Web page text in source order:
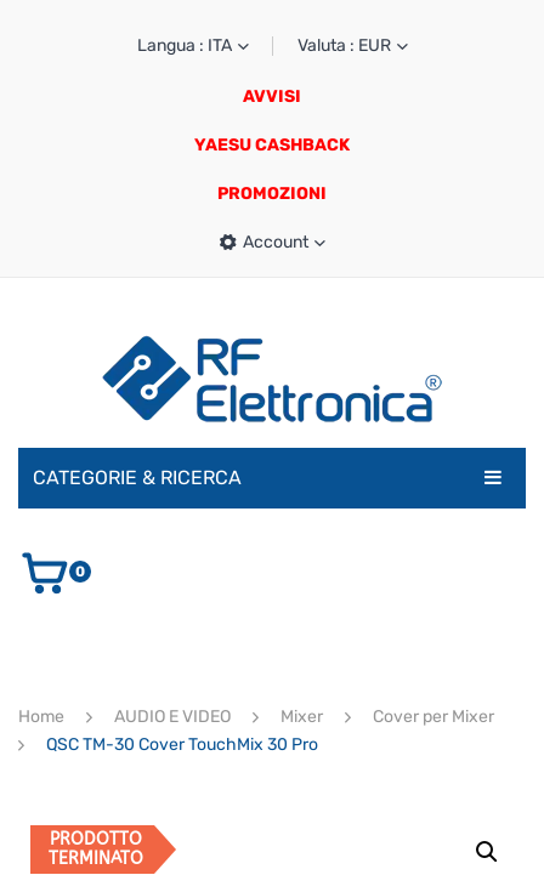
Langua : ITA Valuta : EUR
AVVISI
YAESU CASHBACK
PROMOZIONI
Account
CATEGORIE & RICERCA
AUDIO E VIDEO
ULTIMI ARRIVI
0
Home AUDIO E VIDEO Mixer
Cover per Mixer
QSC TM-30 Cover TouchMix 30 Pro
PRODOTTO
TERMINATO